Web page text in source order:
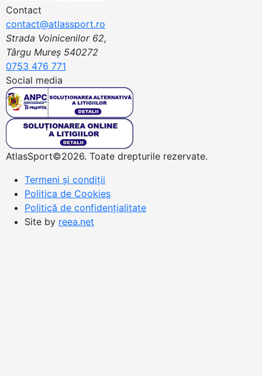
Contact
contact@atlassport.ro
Strada Voinicenilor 62,
Târgu Mureș 540272
0753 476 771
Social media
AtlasSport©2026. Toate drepturile rezervate.
Termeni și condiții
Politica de Cookies
Politică de confidențialitate
Site by reea.net